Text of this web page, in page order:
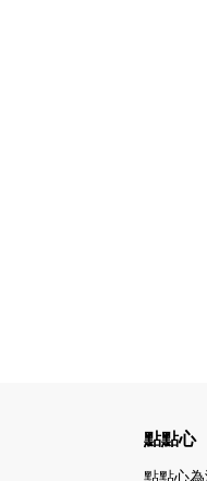
點點心
點點心為